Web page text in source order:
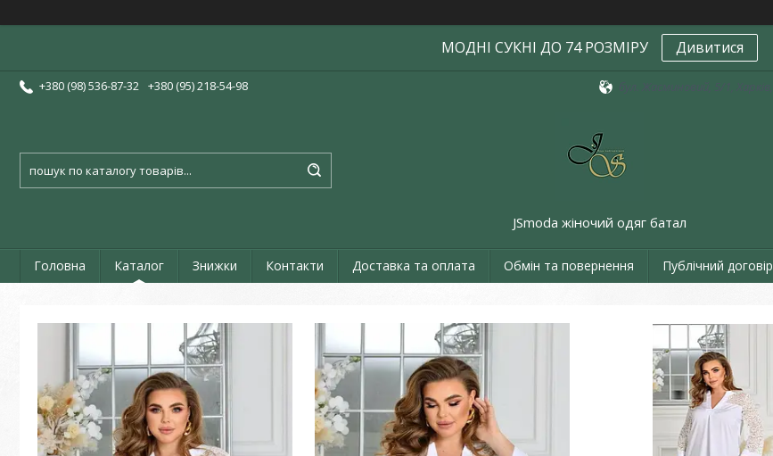
МОДНІ СУКНІ ДО 74 РОЗМІРУ Дивитися
+380 (98) 536-87-32 +380 (95) 218-54-98
JSmoda жіночий одяг батал
Головна Каталог Знижки Контакти Доставка та оплата Обмін та повернення Публічний договір